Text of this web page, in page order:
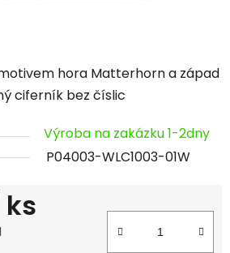
hora Matterhorn a západ
ciferník bez číslic
Výroba na zakázku 1-2dny
P04003-WLC1003-01W